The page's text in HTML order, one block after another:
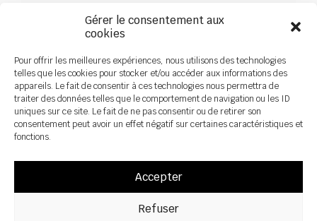
Gérer le consentement aux
cookies
Pour offrir les meilleures expériences, nous utilisons des technologies
telles que les cookies pour stocker et/ou accéder aux informations des
appareils. Le fait de consentir à ces technologies nous permettra de
traiter des données telles que le comportement de navigation ou les ID
uniques sur ce site. Le fait de ne pas consentir ou de retirer son
consentement peut avoir un effet négatif sur certaines caractéristiques et
fonctions.
Accepter
Refuser
Todos los derechos reservados ©2026 Sky Agriculture – Diseño: